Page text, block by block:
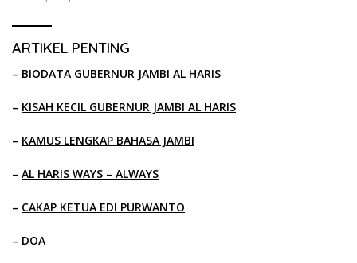
ARTIKEL PENTING
– BIODATA GUBERNUR JAMBI AL HARIS
– KISAH KECIL GUBERNUR JAMBI AL HARIS
– KAMUS LENGKAP BAHASA JAMBI
– AL HARIS WAYS – ALWAYS
– CAKAP KETUA EDI PURWANTO
– DOA